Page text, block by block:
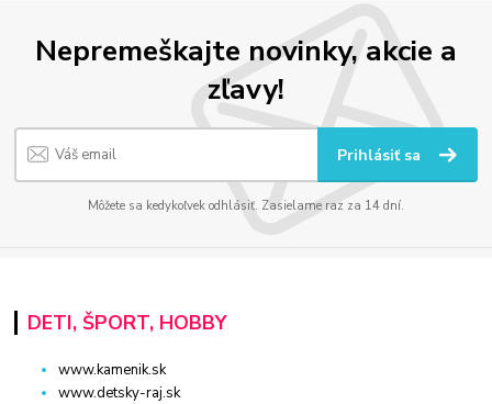
Nepremeškajte novinky, akcie a
zľavy!
Prihlásiť sa
Môžete sa kedykoľvek odhlásiť. Zasielame raz za 14 dní.
DETI, ŠPORT, HOBBY
www.kamenik.sk
www.detsky-raj.sk